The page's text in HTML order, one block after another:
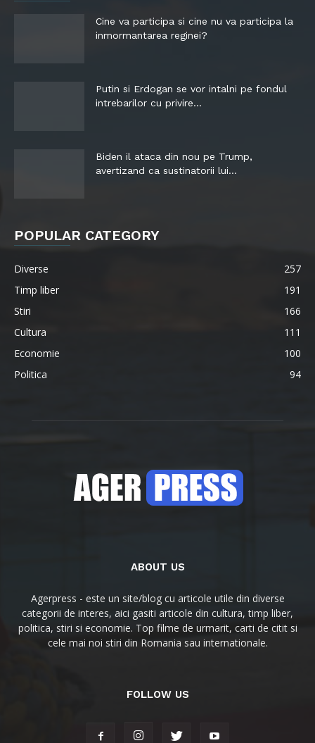
Cine va participa si cine nu va participa la
inmormantarea reginei?
Putin si Erdogan se vor intalni pe fondul
intrebarilor cu privire...
Biden il ataca din nou pe Trump,
avertizand ca sustinatorii lui...
POPULAR CATEGORY
Diverse
257
Timp liber
191
Stiri
166
Cultura
111
Economie
100
Politica
94
ABOUT US
Agerpress - este un site/blog cu articole utile din diverse
categorii de interes, aici gasiti articole din cultura, timp liber,
politica, stiri si economie. Top filme de urmarit, carti de citit si
cele mai noi stiri din Romania sau internationale.
FOLLOW US